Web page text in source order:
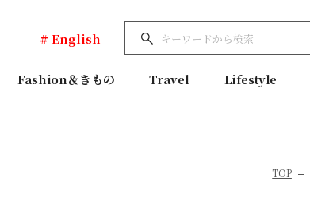
# English
Fashion＆きもの Travel Lifestyle
TOP